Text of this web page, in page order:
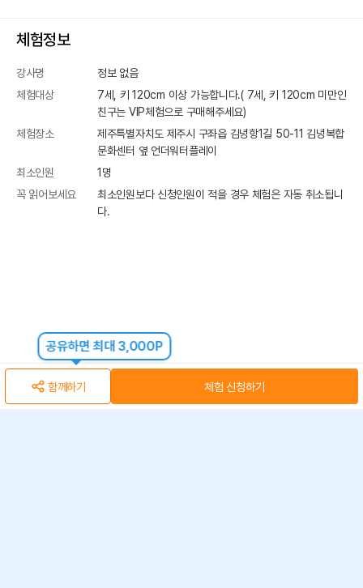
체험정보
강사명
정보 없음
체험대상
7세, 키 120cm 이상 가능합니다.( 7세, 키 120cm 미만인
친구는 VIP체험으로 구매해주세요)
체험장소
제주특별자치도 제주시 구좌읍 김녕항1길 50-11 김녕복합
문화센터 옆 언더워터플레이
최소인원
1 명
꼭 읽어보세요
최소인원보다 신청인원이 적을 경우 체험은 자동 취소됩니
다.
공유하면 최대 3,000P
함께하기 체험 신청하기